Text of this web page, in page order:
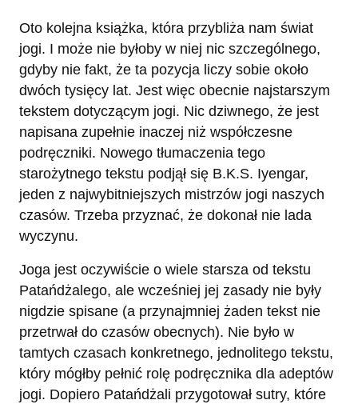
Oto kolejna książka, która przybliża nam świat
jogi. I może nie byłoby w niej nic szczególnego,
gdyby nie fakt, że ta pozycja liczy sobie około
dwóch tysięcy lat. Jest więc obecnie najstarszym
tekstem dotyczącym jogi. Nic dziwnego, że jest
napisana zupełnie inaczej niż współczesne
podręczniki. Nowego tłumaczenia tego
starożytnego tekstu podjął się B.K.S. Iyengar,
jeden z najwybitniejszych mistrzów jogi naszych
czasów. Trzeba przyznać, że dokonał nie lada
wyczynu.
Joga jest oczywiście o wiele starsza od tekstu
Patańdżalego, ale wcześniej jej zasady nie były
nigdzie spisane (a przynajmniej żaden tekst nie
przetrwał do czasów obecnych). Nie było w
tamtych czasach konkretnego, jednolitego tekstu,
który mógłby pełnić rolę podręcznika dla adeptów
jogi. Dopiero Patańdżali przygotował sutry, które